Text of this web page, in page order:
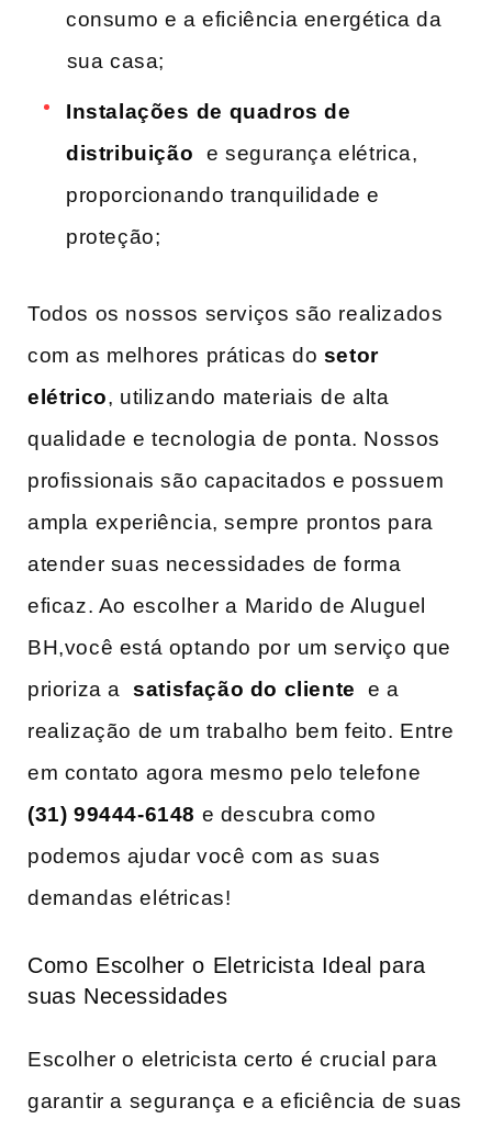
consumo e a eficiência energética da
⁣sua casa;
Instalações⁤ de quadros de
distribuição ⁢ e segurança elétrica,​
proporcionando tranquilidade e‍
proteção;
Todos os nossos ‌serviços são realizados
com as melhores práticas ‌do setor⁢
elétrico, utilizando materiais⁤ de alta
qualidade e ‌tecnologia ⁤de ponta.‌ Nossos
profissionais são capacitados e possuem
ampla experiência, sempre ‌prontos para
atender suas necessidades de ​forma
eficaz. Ao escolher a⁤ Marido de Aluguel
‍BH,você está optando por ⁣um serviço que
prioriza a ‌satisfação do cliente ‌ e a
realização de um trabalho bem feito. Entre
em‍ contato agora mesmo ⁤pelo telefone ‌
(31) 99444-6148 e descubra como
podemos ajudar ​você com as ⁢suas
demandas elétricas!
Como Escolher o Eletricista‍ Ideal para‌
suas ‍Necessidades
Escolher‍ o eletricista ‍certo⁢ é crucial para
garantir a segurança e a eficiência de suas‍